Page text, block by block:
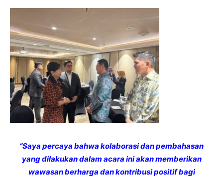
“Saya percaya bahwa kolaborasi dan pembahasan
yang dilakukan dalam acara ini akan memberikan
wawasan berharga dan kontribusi positif bagi